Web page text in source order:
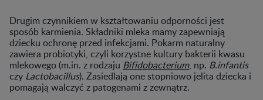
Drugim czynnikiem w kształtowaniu odporności jest
sposób karmienia. Składniki mleka mamy zapewniają
dziecku ochronę przed infekcjami. Pokarm naturalny
zawiera probiotyki, czyli korzystne kultury bakterii kwasu
mlekowego (m.in. z rodzaju Bifidobacterium, np. B.infantis
czy Lactobacillus). Zasiedlają one stopniowo jelita dziecka i
pomagają walczyć z patogenami z zewnątrz.